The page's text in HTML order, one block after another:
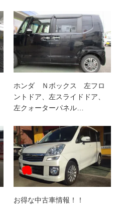
ホンダ Ｎボックス 左フロ
ントドア、左スライドドア、
左クォーターパネル…
お得な中古車情報！！